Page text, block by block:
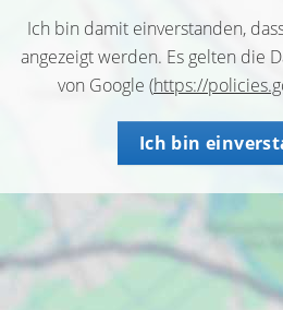
Ich bin damit einverstanden,
angezeigt werden. Es gelten die
von Google (https://
Ich bin